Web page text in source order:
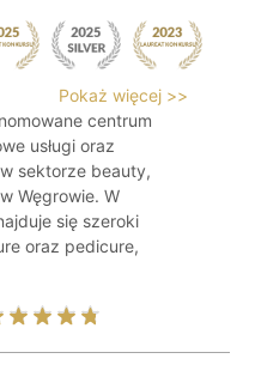
Pokaż więcej >>
centrum
usługi oraz
sektorze beauty,
Węgrowie. W
się szeroki
oraz pedicure,